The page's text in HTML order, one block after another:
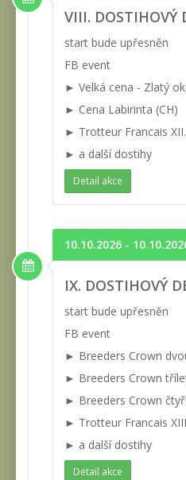
VIII. DOSTIHOVÝ
start bude upřesněn
FB event
► Velká cena - Zlatý
► Cena Labirinta (CH)
► Trotteur Francais XII.
► a další dostihy
Detail akce
10.10.2026 -
IX. DOSTIHOVÝ
start bude upřesněn
FB event
► Breeders Crown
► Breeders Crown
► Breeders Crown
► Trotteur Francais
► a další dostihy
Detail akce